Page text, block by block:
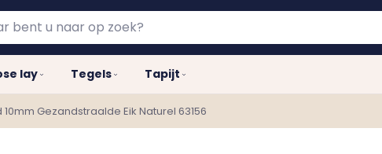
lay Tegels Tapijt
Gezandstraalde Eik Naturel 63156